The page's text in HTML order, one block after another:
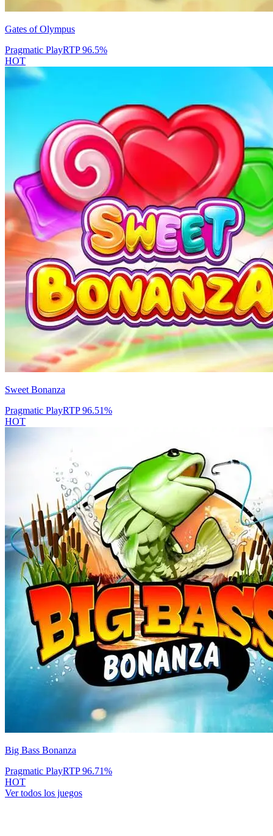
Gates of Olympus
Pragmatic PlayRTP96.5%
HOT
Sweet Bonanza
Pragmatic PlayRTP96.51%
HOT
Big Bass Bonanza
Pragmatic PlayRTP96.71%
HOT
Ver todos los juegos